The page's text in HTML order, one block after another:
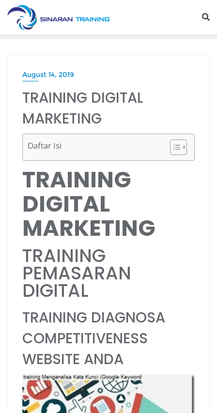
Skip
content
August 14, 2019
TRAINING DIGITAL
MARKETING
Daftar Isi
TRAINING
DIGITAL
MARKETING
TRAINING
PEMASARAN
DIGITAL
TRAINING DIAGNOSA
COMPETITIVENESS
WEBSITE ANDA